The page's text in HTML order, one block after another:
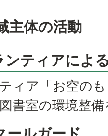
主体の活動
ンティアによ
ィア「お空の
書室の環境整